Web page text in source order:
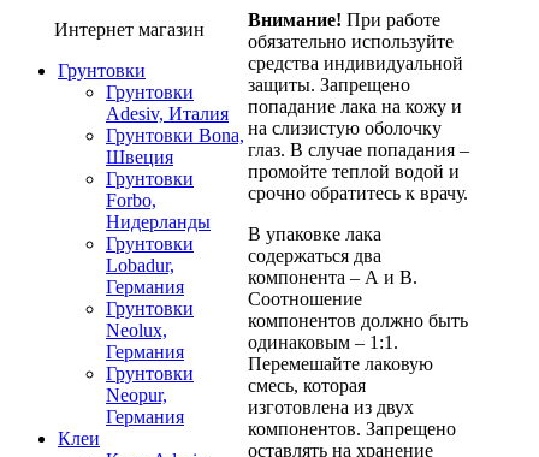
Интернет магазин
Грунтовки
Грунтовки
Adesiv, Италия
Грунтовки Bona,
Швеция
Грунтовки
Forbo,
Нидерланды
Грунтовки
Lobadur,
Германия
Грунтовки
Neolux,
Германия
Грунтовки
Neopur,
Германия
Клеи
Внимание! При работе
обязательно используйте
средства индивидуальной
защиты. Запрещено
попадание лака на кожу и
на слизистую оболочку
глаз. В случае попадания –
промойте теплой водой и
срочно обратитесь к врачу.
В упаковке лака
содержаться два
компонента – А и В.
Соотношение
компонентов должно быть
одинаковым – 1:1.
Перемешайте лаковую
смесь, которая
изготовлена из двух
компонентов. Запрещено
оставлять на хранение